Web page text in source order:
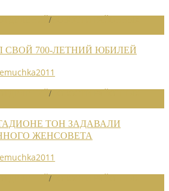
/
700-ЛЕТНИЙ ЮБИЛЕЙ
/
ТОН ЗАДАВАЛИ
ЖЕНСОВЕТА
/